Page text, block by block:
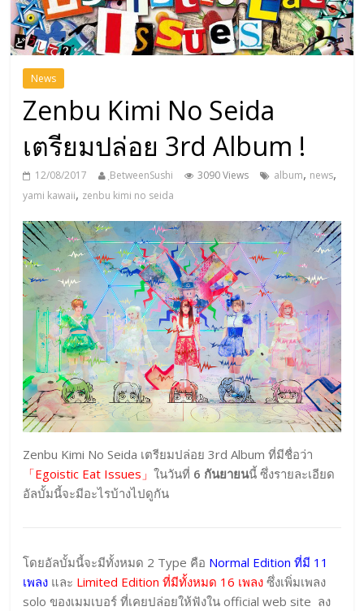
News
Zenbu Kimi No Seida
เตรียมปล่อย 3rd Album !
12/08/2017 ฺBetweenSushi 3090 Views album, news,
yami kawaii, zenbu kimi no seida
Zenbu Kimi No Seida เตรียมปล่อย 3rd Album ที่มีชื่อว่า
「Egoistic Eat Issues」ในวันที่ 6 กันยายนนี้ ซึ่งรายละเอียด
อัลบั้มนี้จะมีอะไรบ้างไปดูกัน
โดยอัลบั้มนี้จะมีทั้งหมด 2 Type คือ Normal Edition ที่มี 11
เพลง และ Limited Edition ที่มีทั้งหมด 16 เพลง ซึ่งเพิ่มเพลง
solo ของเมมเบอร์ ที่เคยปล่อยให้ฟังใน official web site ลง